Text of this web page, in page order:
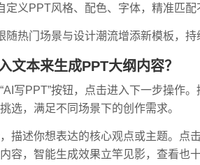
义PPT风格、配色、字体，精准匹配
随热门场景与设计潮流增添新模板，持
文本来生成PPT大纲内容？
写PPT”按钮，点击进入下一步操作
选，满足不同场景下的创作需求。
描述你想表达的核心观点或主题。点
容，智能生成效果立竿见影，查看也十